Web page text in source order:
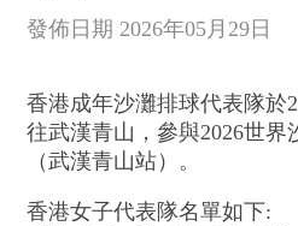
發佈日期 2026年05月29日
香港成年沙灘排球代表隊於
往武漢青山，參與2026世界
（武漢青山站）。
香港女子代表隊名單如下: